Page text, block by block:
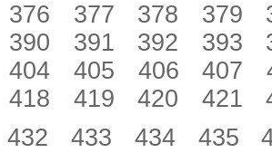
376 377 378 379
390 391 392 393
404 405 406 407
418 419 420 421
432 433 434 435